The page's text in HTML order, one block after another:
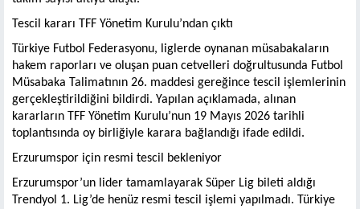
Tescil kararı TFF Yönetim Kurulu’ndan çıktı
Türkiye Futbol Federasyonu, liglerde oynanan müsabakaların
hakem raporları ve oluşan puan cetvelleri doğrultusunda Futbol
Müsabaka Talimatının 26. maddesi gereğince tescil işlemlerinin
gerçekleştirildiğini bildirdi. Yapılan açıklamada, alınan
kararların TFF Yönetim Kurulu’nun 19 Mayıs 2026 tarihli
toplantısında oy birliğiyle karara bağlandığı ifade edildi.
Erzurumspor için resmi tescil bekleniyor
Erzurumspor’un lider tamamlayarak Süper Lig bileti aldığı
Trendyol 1. Lig’de henüz resmi tescil işlemi yapılmadı. Türkiye